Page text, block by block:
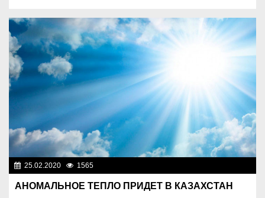
25.02.2020 1565
АНОМАЛЬНОЕ ТЕПЛО ПРИДЕТ В КАЗАХСТАН